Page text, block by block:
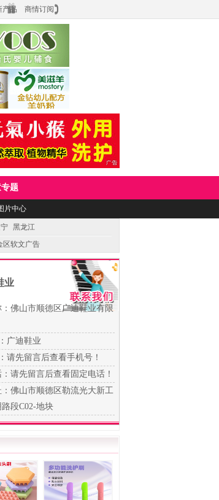
产品 商情订阅
氏食品科技有限公司
滋生物科技有限公司
题
片中心
黑龙江
区软文广告
业
佛山市顺德区广迪鞋业有限
广迪鞋业
请先留言后查看手机号！
请先留言后查看固定电话！
佛山市顺德区勒流光大新工
段C02-地块